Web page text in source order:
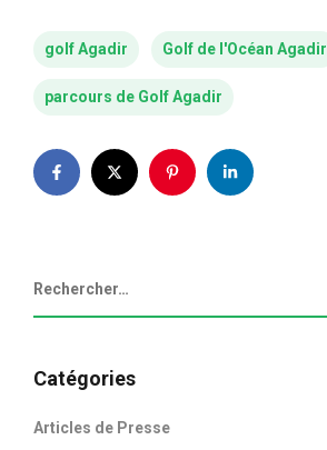
golf Agadir Golf de l'Océan Agadir
parcours de Golf Agadir
Catégories
Articles de Presse